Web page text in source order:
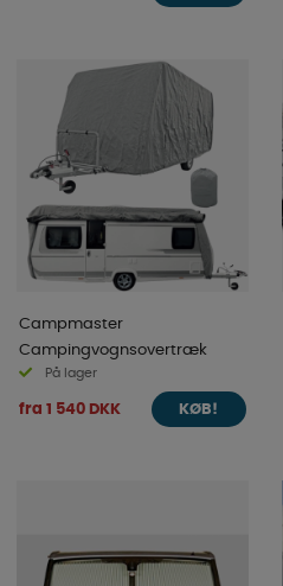
Campmaster
Campingvognsovertræk
På lager
fra 1 540 DKK KØB!